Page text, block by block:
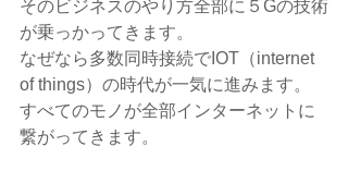
そのビジネスのやり方全部に５Gの技術
が乗っかってきます。
なぜなら多数同時接続でIOT（internet
of things）の時代が一気に進みます。
すべてのモノが全部インターネットに
繋がってきます。